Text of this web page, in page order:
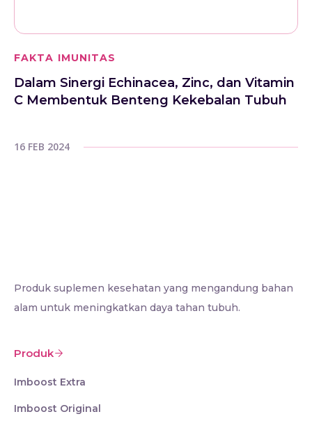
FAKTA IMUNITAS
Dalam Sinergi Echinacea, Zinc, dan Vitamin
C Membentuk Benteng Kekebalan Tubuh
16 FEB 2024
Produk suplemen kesehatan yang mengandung bahan
alam untuk meningkatkan daya tahan tubuh.
Produk
Imboost Extra
Imboost Original